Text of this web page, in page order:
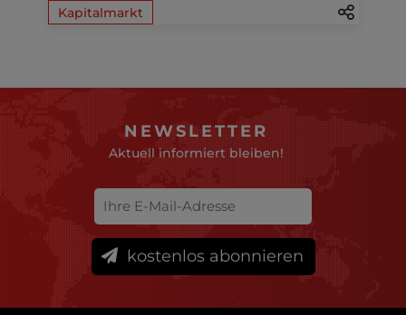
Kapitalmarkt
NEWSLETTER
Aktuell informiert bleiben!
kostenlos abonnieren